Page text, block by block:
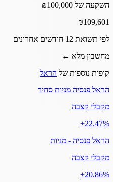
השקעה של ₪100,000
₪109,601
לפי תשואת 12 חודשים אחרונים
מחשבון מלא ←
קופות נוספות של הראל
הראל פנסיה מניות סחיר
מקבלי קצבה
‎+22.47%
הראל פנסיה - מניות
מקבלי קצבה
‎+20.86%